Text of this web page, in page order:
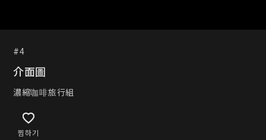
#4
介面圖
濃縮咖啡旅行組
찜하기